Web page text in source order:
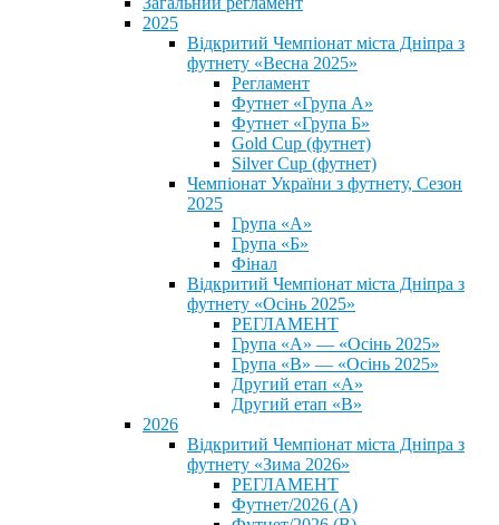
2025
Відкритий Чемпіонат міста Дніпра з
футнету «Весна 2025»
Регламент
Футнет «Група А»
Футнет «Група Б»
Gold Cup (футнет)
Silver Cup (футнет)
Чемпіонат України з футнету, Сезон
2025
Група «А»
Група «Б»
Фінал
Відкритий Чемпіонат міста Дніпра з
футнету «Осінь 2025»
РЕГЛАМЕНТ
Група «А» — «Осінь 2025»
Група «В» — «Осінь 2025»
Другий етап «А»
Другий етап «В»
2026
Відкритий Чемпіонат міста Дніпра з
футнету «Зима 2026»
РЕГЛАМЕНТ
Футнет/2026 (А)